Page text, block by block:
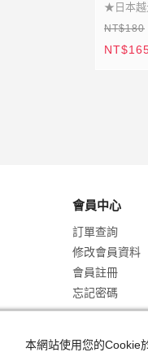
★日本越
★全國競
★友善農
NT$180
會員中心
訂單查詢
修改會員資料
會員註冊
忘記密碼
本網站使用您的Cookie